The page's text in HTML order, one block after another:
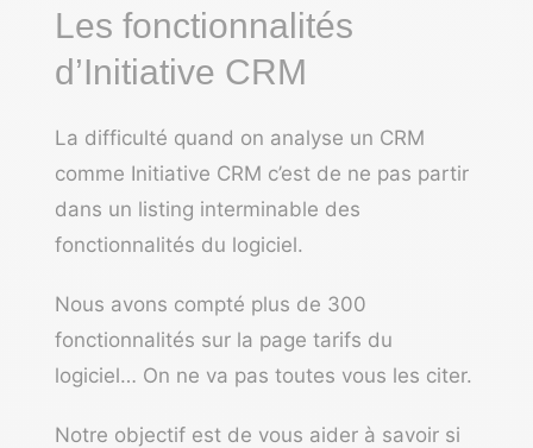
Les fonctionnalités
d’Initiative CRM
La difficulté quand on analyse un CRM
comme Initiative CRM c’est de ne pas partir
dans un listing interminable des
fonctionnalités du logiciel.
Nous avons compté plus de 300
fonctionnalités sur la page tarifs du
logiciel… On ne va pas toutes vous les citer.
Notre objectif est de vous aider à savoir si